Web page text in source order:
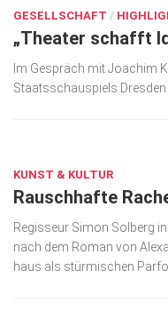
Geschäft
gesund & schön
Gesellschaft
Ausflug & Reise
Top Branchen
GESELLSCHAFT /
„Theater schafft
Im Gespräch mit Joachim
Staatsschauspiels Dresden
KUNST & KULTUR
Rauschhafte
Regisseur Simon Solberg
nach dem Roman von
haus als stürmischen